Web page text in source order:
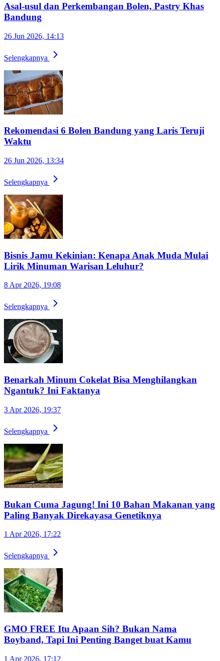
Asal-usul dan Perkembangan Bolen, Pastry Khas
Bandung
26 Jun 2026, 14:13
Selengkapnya
Rekomendasi 6 Bolen Bandung yang Laris Teruji
Waktu
26 Jun 2026, 13:34
Selengkapnya
Bisnis Jamu Kekinian: Kenapa Anak Muda Mulai
Lirik Minuman Warisan Leluhur?
8 Apr 2026, 19:08
Selengkapnya
Benarkah Minum Cokelat Bisa Menghilangkan
Ngantuk? Ini Faktanya
3 Apr 2026, 19:37
Selengkapnya
Bukan Cuma Jagung! Ini 10 Bahan Makanan yang
Paling Banyak Direkayasa Genetiknya
1 Apr 2026, 17:22
Selengkapnya
GMO FREE Itu Apaan Sih? Bukan Nama
Boyband, Tapi Ini Penting Banget buat Kamu
1 Apr 2026, 17:12